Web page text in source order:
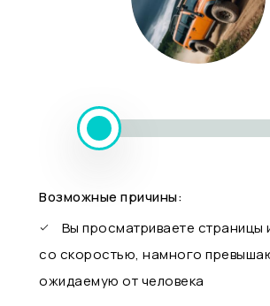
Возможные причины:
Вы просматриваете страницы
со скоростью, намного
ожидаемую от человека